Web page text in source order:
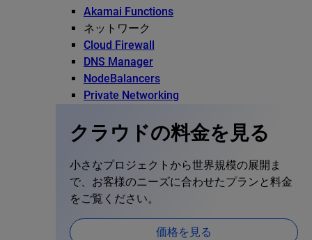
Akamai Functions
ネットワーク
Cloud Firewall
DNS Manager
NodeBalancers
Private Networking
クラウドの料金を見る
小さなプロジェクトから世界規模の展開ま
で、お客様のニーズに合わせたプランと料金
をご覧ください。
価格を見る